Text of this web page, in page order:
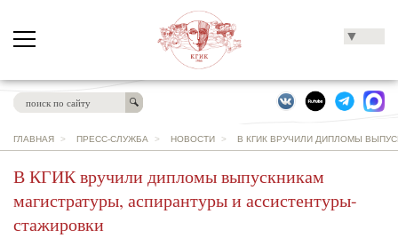
▼
ГЛАВНАЯ > ПРЕСС-СЛУЖБА > НОВОСТИ > В КГИК ВРУЧИЛИ ДИПЛОМЫ
В КГИК вручили дипломы выпускникам
магистратуры, аспирантуры и ассистентуры-
стажировки